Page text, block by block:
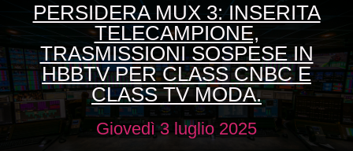
PERSIDERA MUX 3: INSERITA
TELECAMPIONE,
TRASMISSIONI SOSPESE IN
HBBTV PER CLASS CNBC E
CLASS TV MODA.
Giovedì 3 luglio 2025